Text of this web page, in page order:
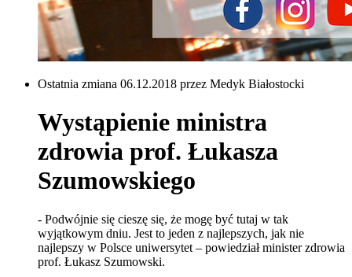
Ostatnia zmiana 06.12.2018 przez Medyk Białostocki
Wystąpienie ministra
zdrowia prof. Łukasza
Szumowskiego
- Podwójnie się cieszę się, że mogę być tutaj w tak
wyjątkowym dniu. Jest to jeden z najlepszych, jak nie
najlepszy w Polsce uniwersytet – powiedział minister zdrowia
prof. Łukasz Szumowski.